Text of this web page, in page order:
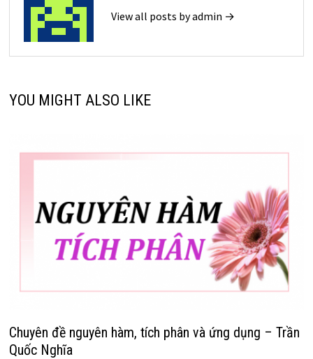
View all posts by admin →
YOU MIGHT ALSO LIKE
Chuyên đề nguyên hàm, tích phân và ứng dụng – Trần
Quốc Nghĩa